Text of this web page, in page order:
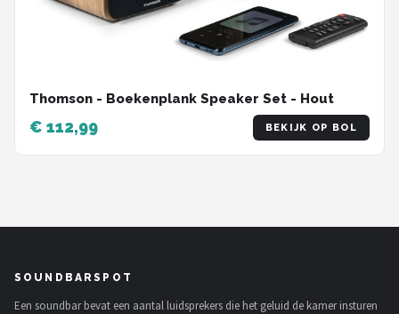
Thomson - Boekenplank Speaker Set - Hout
€ 112,99 BEKIJK OP BOL
SOUNDBARSPOT
Een soundbar bevat een aantal luidsprekers die het geluid de kamer insturen